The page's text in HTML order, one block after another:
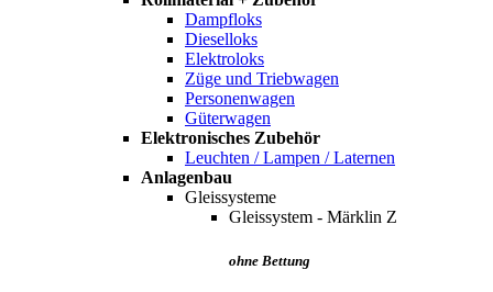
Dampfloks
Dieselloks
Elektroloks
Züge und Triebwagen
Personenwagen
Güterwagen
Elektronisches Zubehör
Leuchten / Lampen / Laternen
Anlagenbau
Gleissysteme
Gleissystem - Märklin Z
ohne Bettung